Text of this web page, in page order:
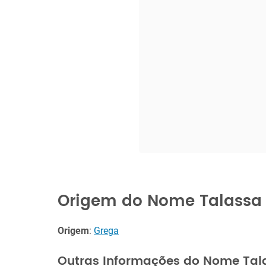
Origem do Nome Talassa
Origem: Grega
Outras Informações do Nome